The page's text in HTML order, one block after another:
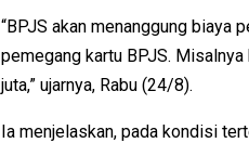
“BPJS akan menanggung biaya
pemegang kartu BPJS.
juta,” ujarnya, Rabu (24/8).
Ia menjelaskan, pada kondisi